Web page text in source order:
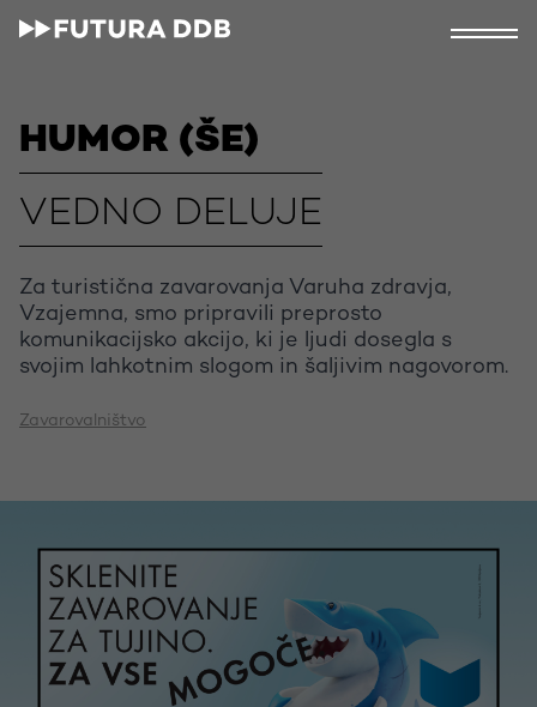
HUMOR (ŠE)
VEDNO DELUJE
Za turistična zavarovanja Varuha zdravja,
Vzajemna, smo pripravili preprosto
komunikacijsko akcijo, ki je ljudi dosegla s
svojim lahkotnim slogom in šaljivim nagovorom.
Zavarovalništvo